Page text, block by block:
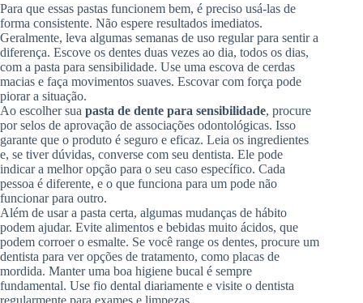
Para que essas pastas funcionem bem, é preciso usá-las de
forma consistente. Não espere resultados imediatos.
Geralmente, leva algumas semanas de uso regular para sentir a
diferença. Escove os dentes duas vezes ao dia, todos os dias,
com a pasta para sensibilidade. Use uma escova de cerdas
macias e faça movimentos suaves. Escovar com força pode
piorar a situação.
Ao escolher sua pasta de dente para sensibilidade, procure
por selos de aprovação de associações odontológicas. Isso
garante que o produto é seguro e eficaz. Leia os ingredientes
e, se tiver dúvidas, converse com seu dentista. Ele pode
indicar a melhor opção para o seu caso específico. Cada
pessoa é diferente, e o que funciona para um pode não
funcionar para outro.
Além de usar a pasta certa, algumas mudanças de hábito
podem ajudar. Evite alimentos e bebidas muito ácidos, que
podem corroer o esmalte. Se você range os dentes, procure um
dentista para ver opções de tratamento, como placas de
mordida. Manter uma boa higiene bucal é sempre
fundamental. Use fio dental diariamente e visite o dentista
regularmente para exames e limpezas.